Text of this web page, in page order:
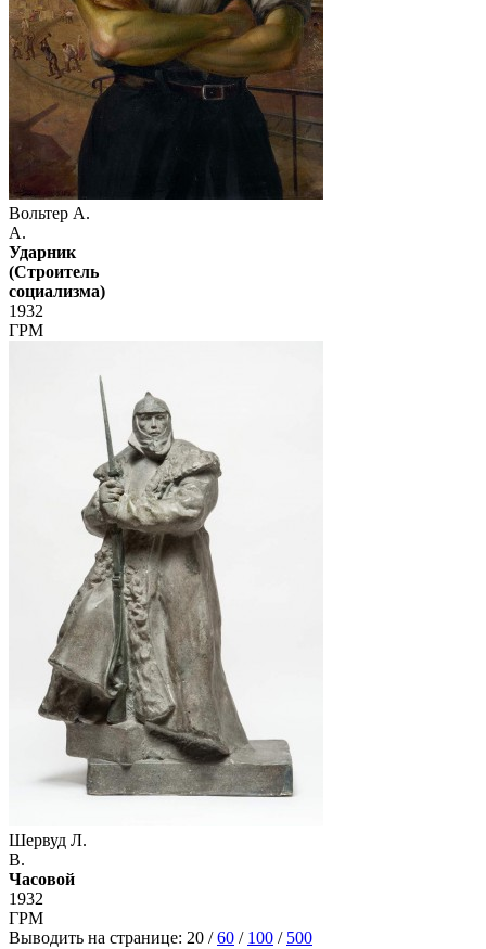
Вольтер А.
А.
Ударник
(Строитель
социализма)
1932
ГРМ
Шервуд Л.
В.
Часовой
1932
ГРМ
Выводить на странице: 20 /60 / 100 / 500